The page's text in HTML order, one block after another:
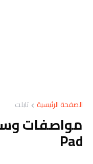
الصفحة الرئيسية تابلت
Pad